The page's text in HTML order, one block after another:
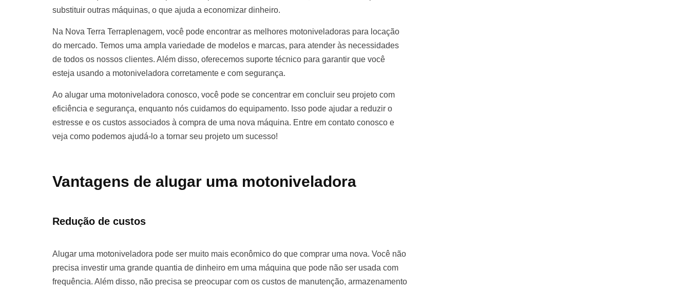
substituir outras máquinas, o que ajuda a economizar dinheiro.
Na Nova Terra Terraplenagem, você pode encontrar as melhores motoniveladoras para locação
do mercado. Temos uma ampla variedade de modelos e marcas, para atender às necessidades
de todos os nossos clientes. Além disso, oferecemos suporte técnico para garantir que você
esteja usando a motoniveladora corretamente e com segurança.
Ao alugar uma motoniveladora conosco, você pode se concentrar em concluir seu projeto com
eficiência e segurança, enquanto nós cuidamos do equipamento. Isso pode ajudar a reduzir o
estresse e os custos associados à compra de uma nova máquina. Entre em contato conosco e
veja como podemos ajudá-lo a tornar seu projeto um sucesso!
Vantagens de alugar uma motoniveladora
Redução de custos
Alugar uma motoniveladora pode ser muito mais econômico do que comprar uma nova. Você não
precisa investir uma grande quantia de dinheiro em uma máquina que pode não ser usada com
frequência. Além disso, não precisa se preocupar com os custos de manutenção, armazenamento